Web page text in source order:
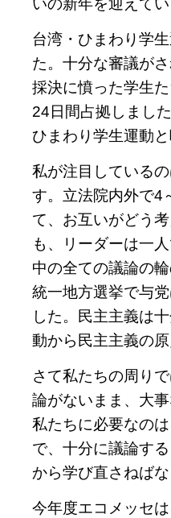
いの新年を迎えてい
台湾・ひまわり学
た。十分な審議が
採決に憤った学生
24日間占拠しまし
ひまわり学生運動と
私が注目している
す。立法院内外で4
て、お互いがどう
も、リーダーは一
中の全ての議論の
統一地方選挙で与
した。民主主義は
動から民主主義の
さて私たちの周り
論がないまま、大
私たちに必要なの
で、十分に議論す
から学び直さねば
今年度エコメッセ